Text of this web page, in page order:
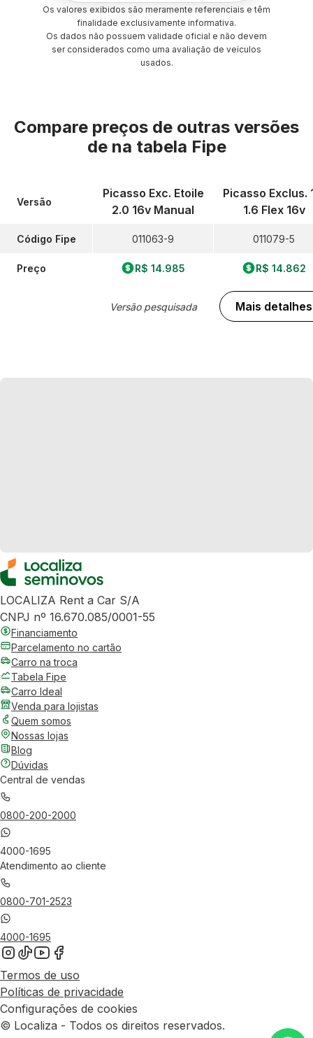
Os valores exibidos são meramente referenciais e têm
finalidade exclusivamente informativa.
Os dados não possuem validade oficial e não devem
ser considerados como uma avaliação de veículos
usados.
Compare preços de outras versões
de na tabela Fipe
Versão
Código Fipe
Preço
Picasso Exc. Etoile
2.0 16v Manual
011063-9
R$ 14.985
Versão pesquisada
Picasso Exclus.
1.6 Flex 16v
011079-5
R$ 14.862
Mais detalhes
LOCALIZA Rent a Car S/A
CNPJ nº 16.670.085/0001-55
Financiamento
Parcelamento no cartão
Carro na troca
Tabela Fipe
Carro Ideal
Venda para lojistas
Quem somos
Nossas lojas
Blog
Dúvidas
Central de vendas
0800-200-2000
4000-1695
Atendimento ao cliente
0800-701-2523
4000-1695
Termos de uso
Políticas de privacidade
Configurações de cookies
© Localiza - Todos os direitos reservados.